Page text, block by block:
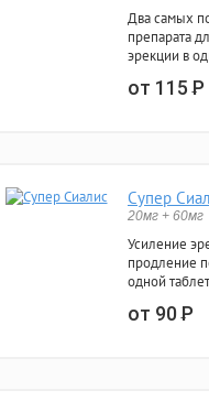
Два самых
препарата
эрекции в
от 115Р
Супер
20мг + 60мг
Усиление
продление
одной
от 90Р